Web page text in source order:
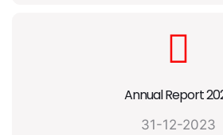
Annual Report
31-12-2023